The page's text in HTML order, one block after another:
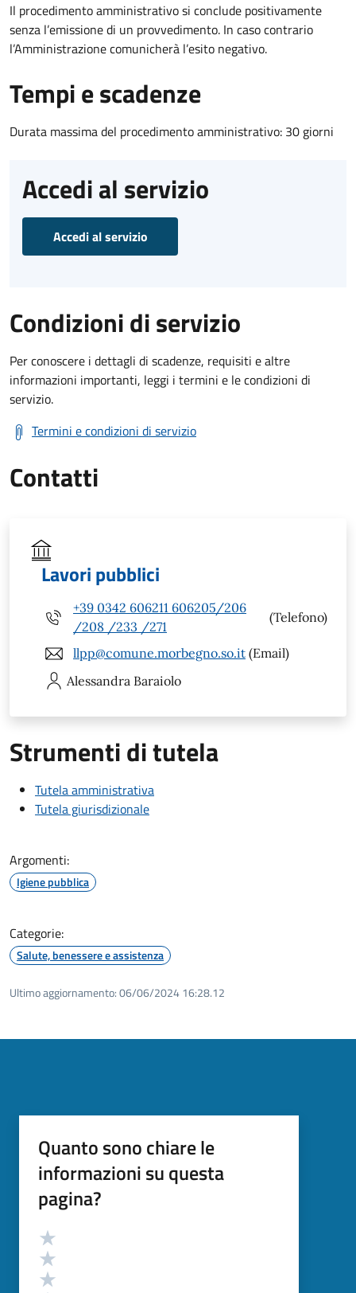
Il procedimento amministrativo si conclude positivamente
senza l’emissione di un provvedimento. In caso contrario
l’Amministrazione comunicherà l’esito negativo.
Tempi e scadenze
Durata massima del procedimento amministrativo: 30 giorni
Accedi al servizio
Accedi al servizio
Condizioni di servizio
Per conoscere i dettagli di scadenze, requisiti e altre
informazioni importanti, leggi i termini e le condizioni di
servizio.
Termini e condizioni di servizio
Contatti
Lavori pubblici
+39 0342 606211 606205/206
/208 /233 /271
(Telefono)
llpp@comune.morbegno.so.it (Email)
Alessandra Baraiolo
Strumenti di tutela
Tutela amministrativa
Tutela giurisdizionale
Argomenti:
Igiene pubblica
Categorie:
Salute, benessere e assistenza
Ultimo aggiornamento:06/06/2024 16:28.12
Quanto sono chiare le
informazioni su questa
pagina?
Valutazione